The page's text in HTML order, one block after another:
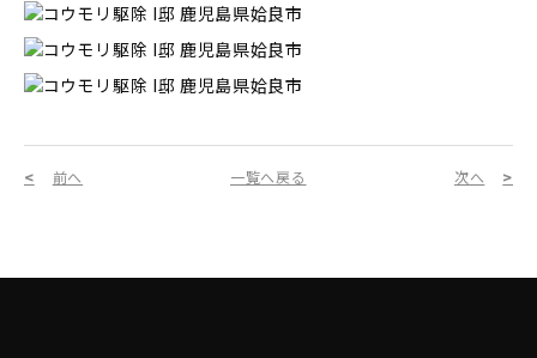
前へ 一覧へ戻る 次へ